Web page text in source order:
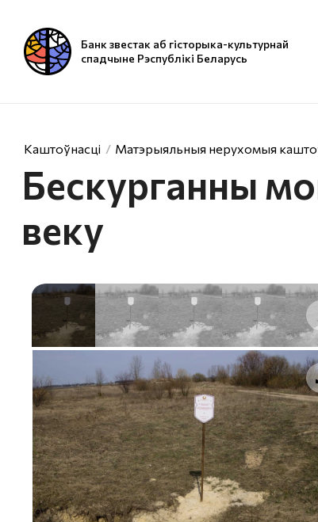
Банк звестак аб гісторыка-культурнай
спадчыне Рэспублікі Беларусь
Каштоўнасці Матэрыяльныя нерухомыя
Бескурганны
веку